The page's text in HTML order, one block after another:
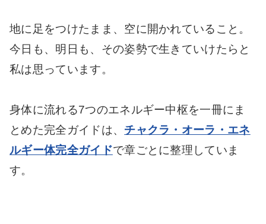
地に足をつけたまま、空に開かれていること。
今日も、明日も、その姿勢で生きていけたらと
私は思っています。
身体に流れる7つのエネルギー中枢を一冊にま
とめた完全ガイドは、 チャクラ・オーラ・エネ
ルギー体完全ガイドで章ごとに整理していま
す。